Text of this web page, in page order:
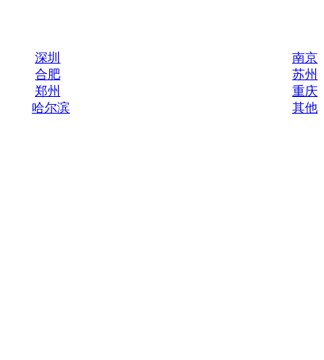
深圳
南京
合肥
苏州
郑州
重庆
哈尔滨
其他